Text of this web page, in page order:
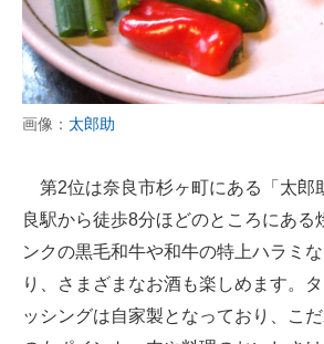
画像： 太郎助
第2位は奈良市杉ヶ町にある「太郎
良駅から徒歩8分ほどのところにある
ンクの黒毛和牛や和牛の特上ハラミ
り、さまざまなお酒も楽しめます。
ッシングは自家製となっており、こ